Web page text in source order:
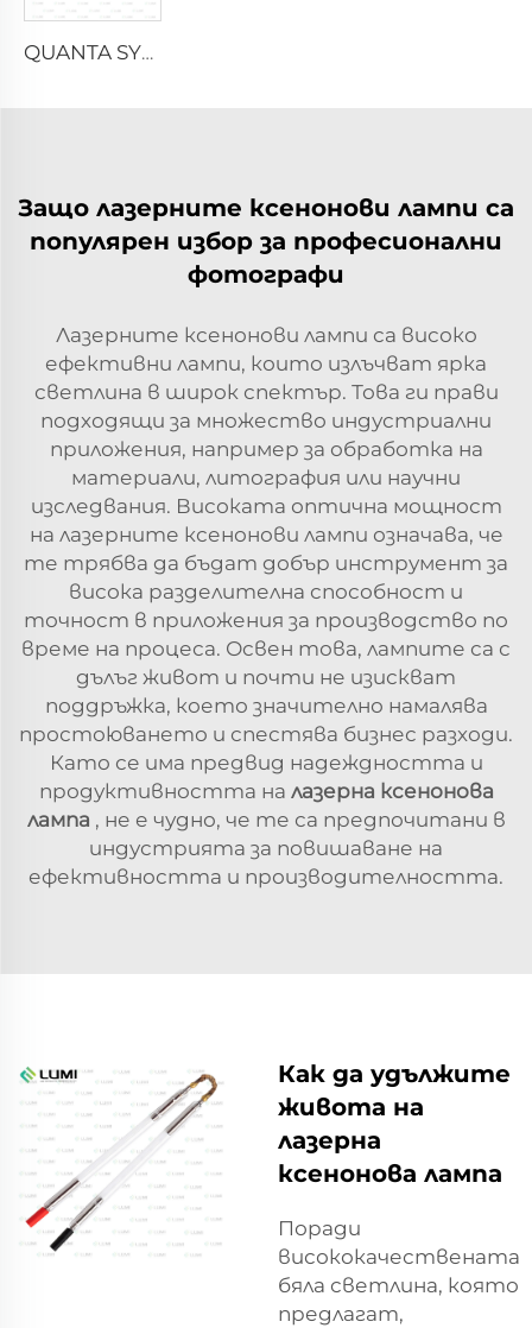
QUANTA SYSTEM
Защо лазерните ксенонови лампи са
популярен избор за професионални
фотографи
Лазерните ксенонови лампи са високо
ефективни лампи, които излъчват ярка
светлина в широк спектър. Това ги прави
подходящи за множество индустриални
приложения, например за обработка на
материали, литография или научни
изследвания. Високата оптична мощност
на лазерните ксенонови лампи означава, че
те трябва да бъдат добър инструмент за
висока разделителна способност и
точност в приложения за производство по
време на процеса. Освен това, лампите са с
дълъг живот и почти не изискват
поддръжка, което значително намалява
простоюването и спестява бизнес разходи.
Като се има предвид надеждността и
продуктивността на лазерна ксенонова
лампа , не е чудно, че те са предпочитани в
индустрията за повишаване на
ефективността и производителността.
Как да удължите
живота на
лазерна
ксенонова лампа
Поради
висококачествената
бяла светлина, която
предлагат,